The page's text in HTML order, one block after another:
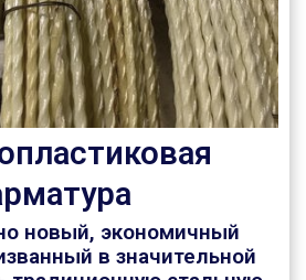
новый, экономичный
в значительной